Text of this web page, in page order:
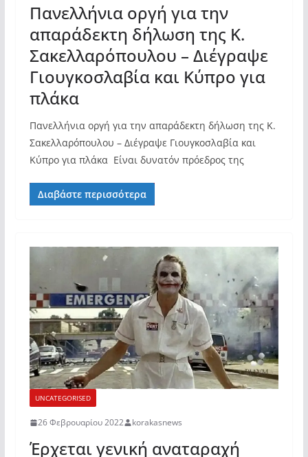
Πανελλήνια οργή για την
απαράδεκτη δήλωση της Κ.
Σακελλαρόπουλου – Διέγραψε
Γιουγκοσλαβία και Κύπρο για
πλάκα
Πανελλήνια οργή για την απαράδεκτη δήλωση της Κ.
Σακελλαρόπουλου – Διέγραψε Γιουγκοσλαβία και
Κύπρο για πλάκα Είναι δυνατόν πρόεδρος της
Διαβάστε περισσότερα
UNCATEGORISED
26 Φεβρουαρίου 2022 korakasnews
Έρχεται γενική αναταραχή